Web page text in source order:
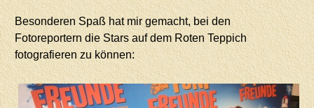
Besonderen Spaß hat mir gemacht, bei den
Fotoreportern die Stars auf dem Roten Teppich
fotografieren zu können: